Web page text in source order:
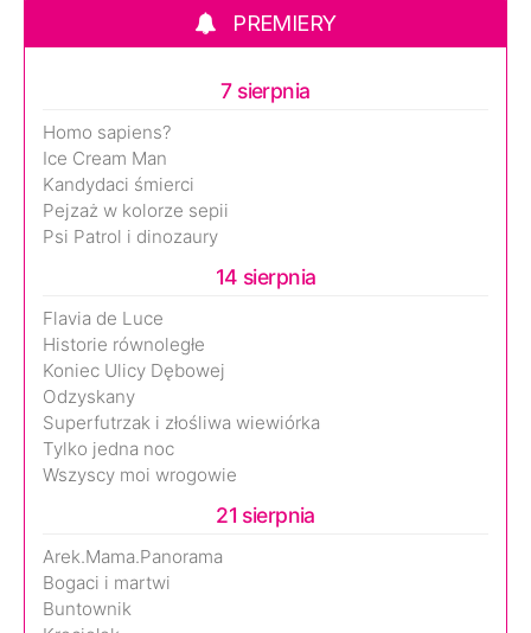
PREMIERY
7 sierpnia
Homo sapiens?
Ice Cream Man
Kandydaci śmierci
Pejzaż w kolorze sepii
Psi Patrol i dinozaury
14 sierpnia
Flavia de Luce
Historie równoległe
Koniec Ulicy Dębowej
Odzyskany
Superfutrzak i złośliwa wiewiórka
Tylko jedna noc
Wszyscy moi wrogowie
21 sierpnia
Arek.Mama.Panorama
Bogaci i martwi
Buntownik